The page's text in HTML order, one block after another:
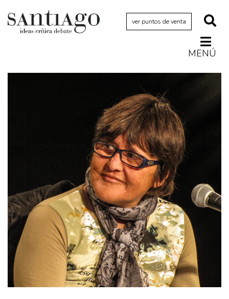
ver puntos de venta
MENÚ
Cómics
Críticas
Cultura
Diccionario portátil de la literatura chilena
Documentos
Fragmentos